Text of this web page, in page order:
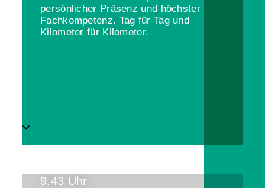
persönlicher Präsenz und höchster
Fachkompetenz. Tag für Tag und
Kilometer für Kilometer.
9.43 Uhr